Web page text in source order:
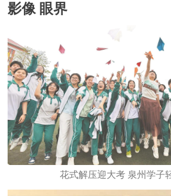
影像 眼界
花式解压迎大考 泉州学子